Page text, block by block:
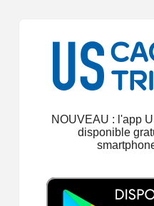
NOUVEAU : l'app
disponible